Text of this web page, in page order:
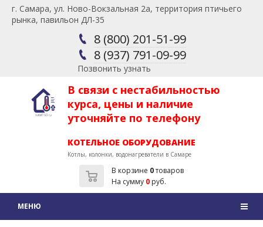
г. Самара, ул. Ново-Вокзальная 2а, территория птичьего
рынка, павильон ДЛ-35
8 (800) 201-51-99
8 (937) 791-09-99
Позвонить узнать
В связи с нестабильностью
курса, цены и наличие
уточняйте по телефону
КОТЕЛЬНОЕ ОБОРУДОВАНИЕ
Котлы, колонки, водонагреватели в Самаре
В корзине 0товаров
На сумму 0руб.